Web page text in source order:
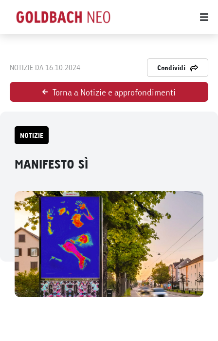
NOTIZIE DA 16.10.2024 Condividi
Torna a Notizie e approfondimenti
NOTIZIE
MANIFESTO SÌ